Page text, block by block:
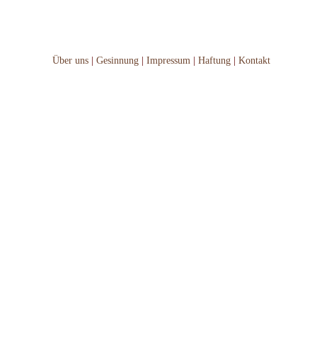
Über uns Gesinnung Impressum Haftung Kontakt